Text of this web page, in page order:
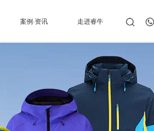
案例·资讯 走进睿牛